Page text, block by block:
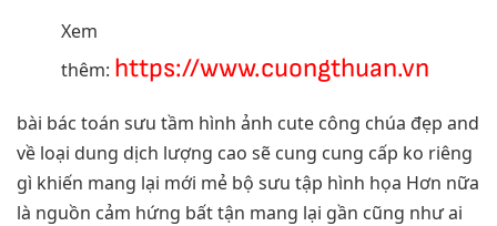
Xem
thêm: https://www.cuongthuan.vn
bài bác toán sưu tầm hình ảnh cute công chúa đẹp and
về loại dung dịch lượng cao sẽ cung cung cấp ko riêng
gì khiến mang lại mới mẻ bộ sưu tập hình họa Hơn nữa
là nguồn cảm hứng bất tận mang lại gần cũng như ai